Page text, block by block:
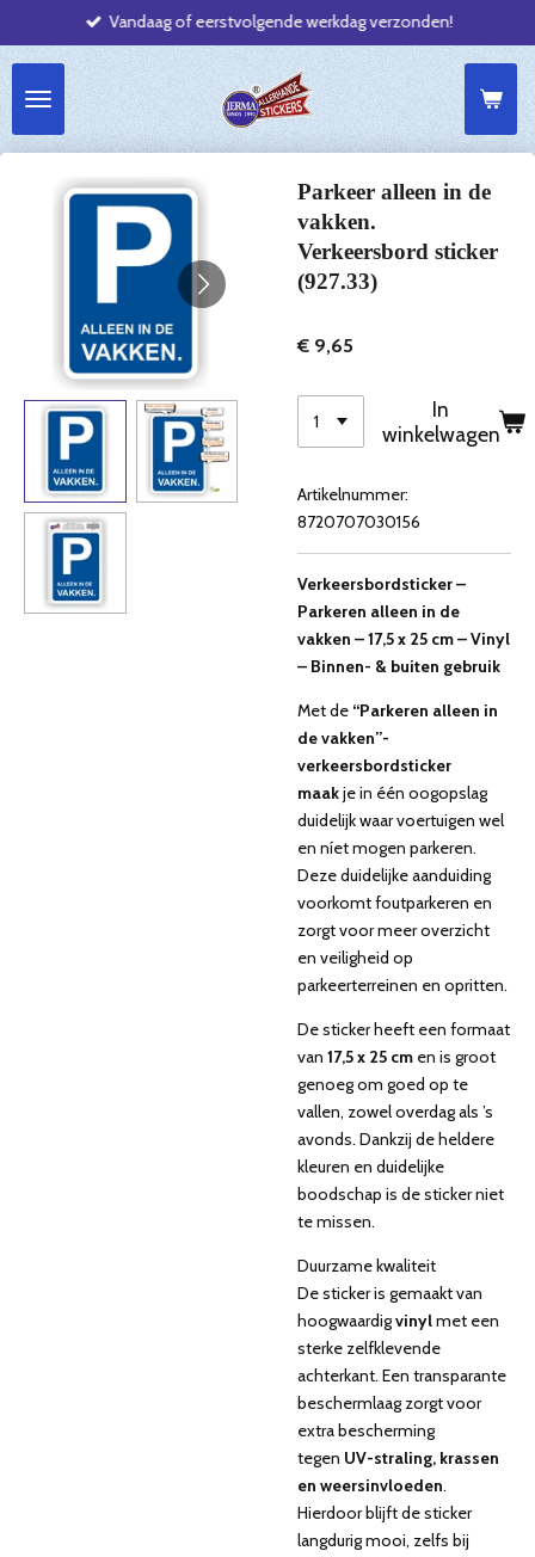
direct
de
hoofdinhoud
Vandaag of eerstvolgende werkdag verzonden!
Parkeer alleen in de
vakken.
Verkeersbord sticker
(927.33)
€ 9,65
In
winkelwagen
Artikelnummer:
8720707030156
Verkeersbordsticker –
Parkeren alleen in de
vakken – 17,5 x 25 cm – Vinyl
– Binnen- & buiten gebruik
Met de “Parkeren alleen in
de vakken”-
verkeersbordsticker
maakje in één oogopslag
duidelijk waar voertuigen wel
en níet mogen parkeren.
Deze duidelijke aanduiding
voorkomt foutparkeren en
zorgt voor meer overzicht
en veiligheid op
parkeerterreinen en opritten.
De sticker heeft een formaat
van 17,5 x 25 cm en is groot
genoeg om goed op te
vallen, zowel overdag als ’s
avonds. Dankzij de heldere
kleuren en duidelijke
boodschap is de sticker niet
te missen.
Duurzame kwaliteit
De sticker is gemaakt van
hoogwaardigvinylmet een
sterke zelfklevende
achterkant. Een transparante
beschermlaag zorgt voor
extra bescherming
tegen UV-straling, krassen
en weersinvloeden.
Hierdoor blijft de sticker
langdurig mooi, zelfs bij